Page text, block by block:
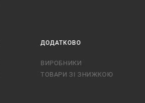
ДОДАТКОВО
ВИРОБНИКИ
ТОВАРИ ЗІ ЗНИЖКОЮ